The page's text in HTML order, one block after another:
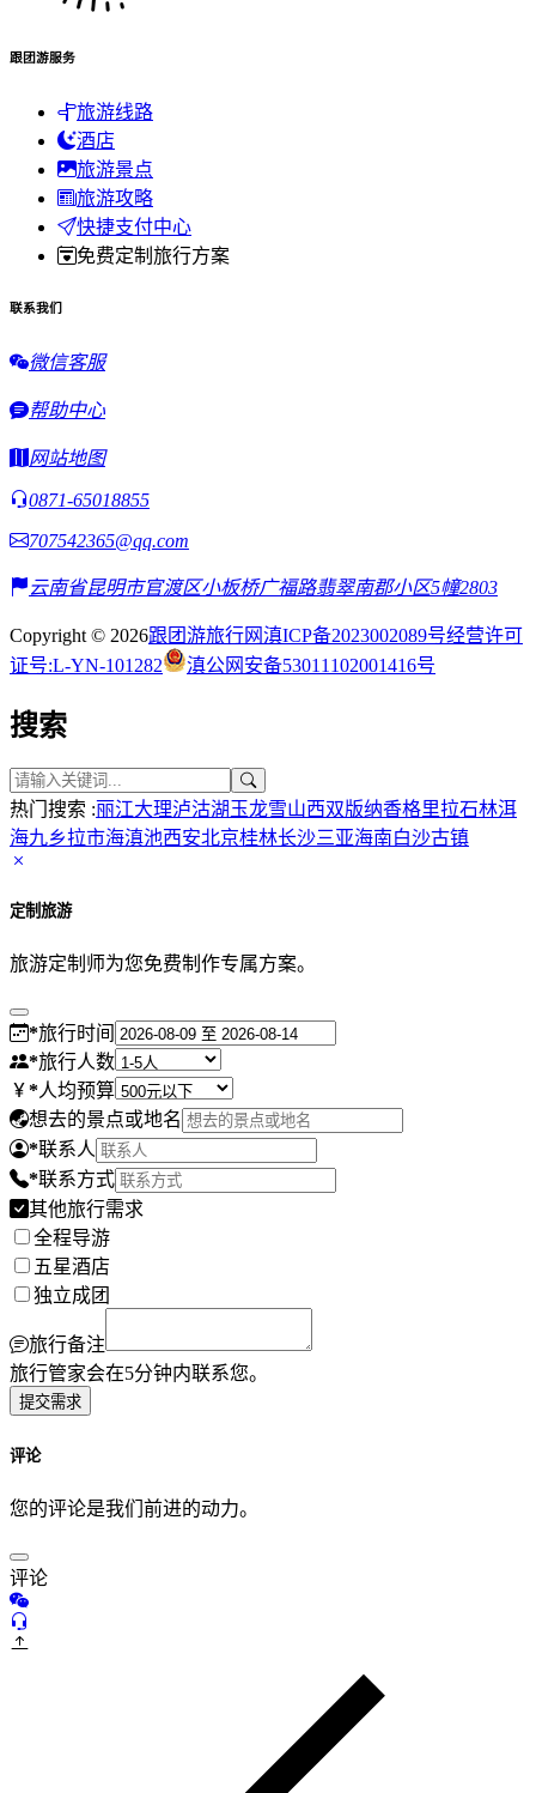
跟团游服务
旅游线路
酒店
旅游景点
旅游攻略
快捷支付中心
免费定制旅行方案
联系我们
微信客服
帮助中心
网站地图
0871-65018855
707542365@qq.com
云南省昆明市官渡区小板桥广福路翡翠南郡小区5幢2803
Copyright © 2026跟团游旅行网滇ICP备2023002089号经营许可
证号:L-YN-101282
滇公网安备53011102001416号
搜索
热门搜索 :丽江大理泸沽湖 玉龙雪山西双版纳香格里拉石林洱
海九乡拉市海滇池西安北京桂林长沙三亚海南白沙古镇
定制旅游
旅游定制师为您免费制作专属方案。
*旅行时间
*旅行人数
*人均预算
想去的景点或地名
*联系人
*联系方式
其他旅行需求
全程导游
五星酒店
独立成团
旅行备注
旅行管家会在5分钟内联系您。
提交需求
评论
您的评论是我们前进的动力。
评论